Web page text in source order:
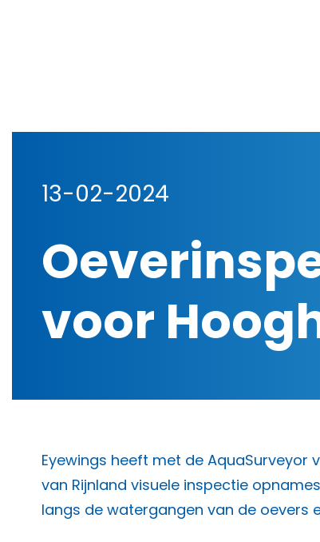
13-02-2024
voor
Eyewings heeft met de AquaSurveyor
van Rijnland visuele inspectie
langs de watergangen van de oevers